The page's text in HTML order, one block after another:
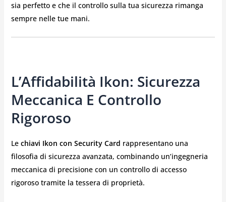
sia perfetto e che il controllo sulla tua sicurezza rimanga
sempre nelle tue mani.
L’Affidabilità Ikon: Sicurezza
Meccanica E Controllo
Rigoroso
Le chiavi Ikon con Security Card rappresentano una
filosofia di sicurezza avanzata, combinando un’ingegneria
meccanica di precisione con un controllo di accesso
rigoroso tramite la tessera di proprietà.